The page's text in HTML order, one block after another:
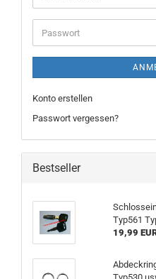
Mail-
Adresse
Passwort
Konto erstellen
Passwort vergessen?
Bestseller
Typ561
19,99